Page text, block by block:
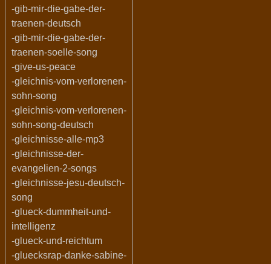
-gib-mir-die-gabe-der-
traenen-deutsch
-gib-mir-die-gabe-der-
traenen-soelle-song
-give-us-peace
-gleichnis-vom-verlorenen-
sohn-song
-gleichnis-vom-verlorenen-
sohn-song-deutsch
-gleichnisse-alle-mp3
-gleichnisse-der-
evangelien-2-songs
-gleichnisse-jesu-deutsch-
song
-glueck-dummheit-und-
intelligenz
-glueck-und-reichtum
-gluecksrap-danke-sabine-